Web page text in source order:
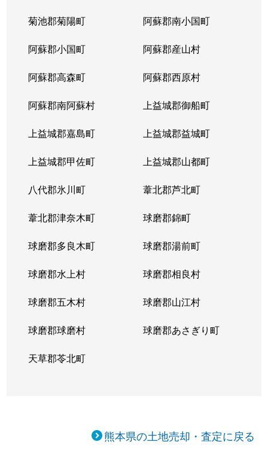
菊池郡菊陽町 阿蘇郡南小国町
阿蘇郡小国町 阿蘇郡産山村
阿蘇郡高森町 阿蘇郡西原村
阿蘇郡南阿蘇村 上益城郡御船町
上益城郡嘉島町 上益城郡益城町
上益城郡甲佐町 上益城郡山都町
八代郡氷川町 葦北郡芦北町
葦北郡津奈木町 球磨郡錦町
球磨郡多良木町 球磨郡湯前町
球磨郡水上村 球磨郡相良村
球磨郡五木村 球磨郡山江村
球磨郡球磨村 球磨郡あさぎり町
天草郡苓北町
熊本県の土地売却・査定に戻る